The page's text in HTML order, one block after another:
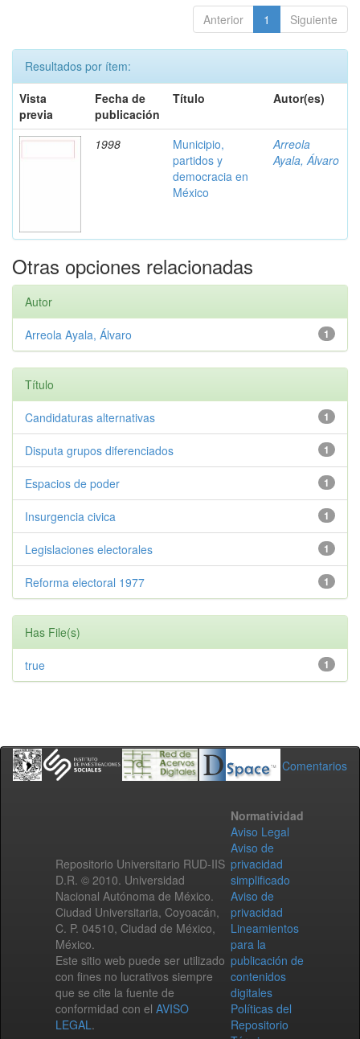
Anterior 1 Siguiente
Resultados por ítem:
Vista
previa
Fecha de
publicación
Título Autor(es)
1998
Municipio,
partidos y
democracia en
México
Arreola
Ayala, Álvaro
Otras opciones relacionadas
Autor
1
Arreola Ayala, Álvaro
Título
1
Candidaturas alternativas
1
Disputa grupos diferenciados
1
Espacios de poder
1
Insurgencia civica
1
Legislaciones electorales
1
Reforma electoral 1977
Has File(s)
1
true
Comentarios
Repositorio Universitario RUD-IIS
D.R. © 2010. Universidad
Nacional Autónoma de México.
Ciudad Universitaria, Coyoacán,
C. P. 04510, Ciudad de México,
México.
Este sitio web puede ser utilizado
con fines no lucrativos siempre
que se cite la fuente de
conformidad con el AVISO
LEGAL.
Normatividad
Aviso Legal
Aviso de
privacidad
simplificado
Aviso de
privacidad
Lineamientos
para la
publicación de
contenidos
digitales
Políticas del
Repositorio